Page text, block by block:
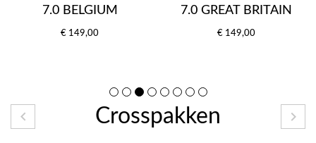
7.0 BELGIUM
€ 149,00
7.0 GREAT BRITAIN
€ 149,00
Crosspakken
 